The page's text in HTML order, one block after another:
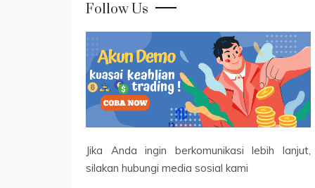
Follow Us
Jika Anda ingin berkomunikasi lebih lanjut,
silakan hubungi media sosial kami